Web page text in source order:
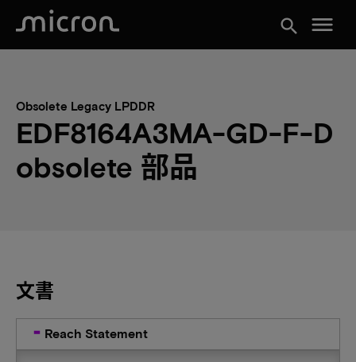
search menu
Obsolete Legacy LPDDR
EDF8164A3MA-GD-F-D
obsolete 部品
文書
Reach Statement